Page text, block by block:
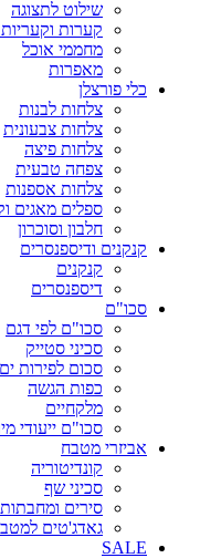
שילוט לתצוגה
קערות
מחממי אוכל
מאפרות
כלי פורצלן
צלחות לבנות
צלחות צבעונית
צלחות פיצה
צפחה טבעית
צלחות אספנות
ספלים מאגים
חלבון וסוכרון
קנקנים ודיספנסרים
קנקנים
דיספנסרים
סכו"ם
סכו"ם לפי דגם
סכיני סטייק
סכום לפירות ים
כפות הגשה
מלקחיים
סכו"ם ייעודי
אביזרי מטבח
קונדיטוריה
סכיני שף
סירים ומחבתות
גאדג'טים
SALE